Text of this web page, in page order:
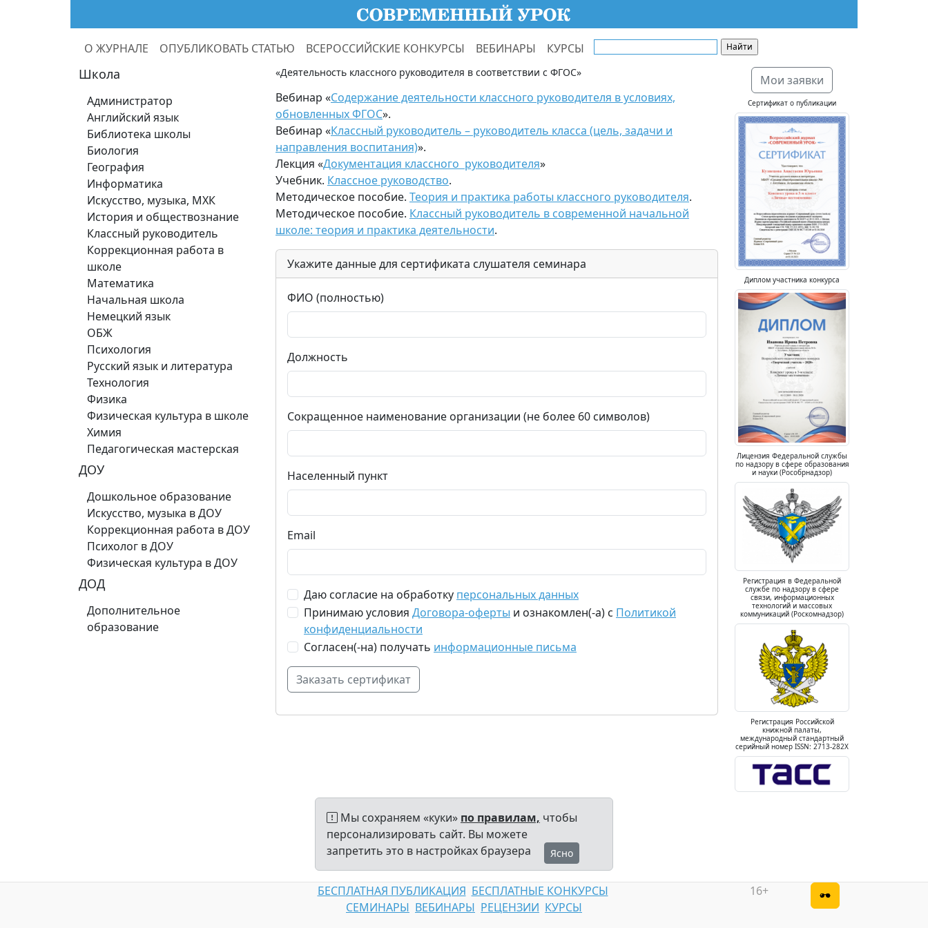
О ЖУРНАЛЕ ОПУБЛИКОВАТЬ СТАТЬЮ ВСЕРОССИЙСКИЕ КОНКУРСЫ ВЕБИНАРЫ КУРСЫ
Школа
Администратор
Английский язык
Библиотека школы
Биология
География
Информатика
Искусство, музыка, МХК
История и обществознание
Классный руководитель
Коррекционная работа в
школе
Математика
Начальная школа
Немецкий язык
ОБЖ
Психология
Русский язык и литература
Технология
Физика
Физическая культура в школе
Химия
Педагогическая мастерская
ДОУ
Дошкольное образование
Искусство, музыка в ДОУ
Коррекционная работа в ДОУ
Психолог в ДОУ
Физическая культура в ДОУ
ДОД
Дополнительное
образование
«Деятельность классного руководителя в соответствии с ФГОС»
Вебинар «Содержание деятельности классного руководителя в условиях,
обновленных ФГОС».
Вебинар «Классный руководитель – руководитель класса (цель, задачи и
направления воспитания)».
Лекция «Документация классного руководителя»
Учебник. Классное руководство.
Методическое пособие. Теория и практика работы классного руководителя.
Методическое пособие. Классный руководитель в современной начальной
школе: теория и практика деятельности.
Укажите данные для сертификата слушателя семинара
ФИО (полностью)
Должность
Сокращенное наименование организации (не более 60 символов)
Населенный пункт
Email
Даю согласие на обработку персональных данных
Принимаю условия Договора-оферты и ознакомлен(-а) с Политикой
конфиденциальности
Согласен(-на) получать информационные письма
Мои заявки
Сертификат о публикации
Диплом участника конкурса
Лицензия Федеральной службы
по надзору в сфере образования
и науки (Рособрнадзор)
Регистрация в Федеральной
службе по надзору в сфере
связи, информационных
технологий и массовых
коммуникаций (Роскомнадзор)
Регистрация Российской
книжной палаты,
международный стандартный
серийный номер ISSN: 2713-282X
Мы сохраняем «куки» по правилам, чтобы
персонализировать сайт. Вы можете
запретить это в настройках браузера
Ясно
БЕСПЛАТНАЯ ПУБЛИКАЦИЯ БЕСПЛАТНЫЕ КОНКУРСЫ
СЕМИНАРЫ ВЕБИНАРЫ РЕЦЕНЗИИ КУРСЫ
16+